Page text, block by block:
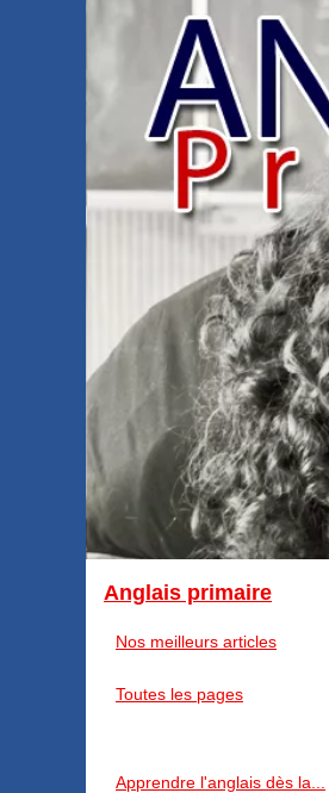
Anglais primaire
Nos meilleurs articles
Toutes les pages
Apprendre l'anglais dès la...